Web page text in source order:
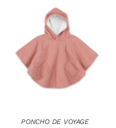
DÉTAILS
PONCHO DE VOYAGE